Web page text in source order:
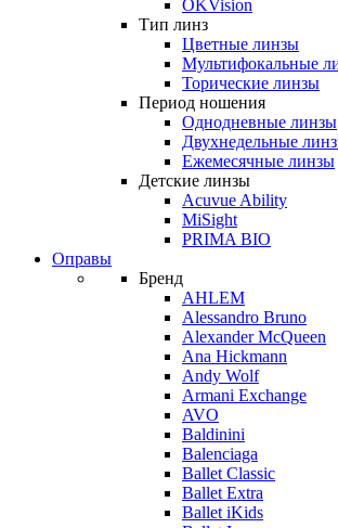
OKVision
Тип линз
Цветные линзы
Мультифокальные
Торические линзы
Период ношения
Однодневные линзы
Двухнедельные
Ежемесячные линзы
Детские линзы
Acuvue Ability
MiSight
PRIMA BIO
Оправы
Бренд
AHLEM
Alessandro Bruno
Alexander McQueen
Ana Hickmann
Andy Wolf
Armani Exchange
AVO
Baldinini
Balenciaga
Ballet Classic
Ballet Extra
Ballet iKids